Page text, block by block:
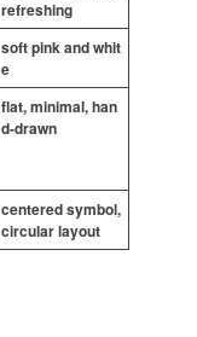
refreshing
soft pink and whit
e
flat, minimal, han
d-drawn
centered symbol,
circular layout